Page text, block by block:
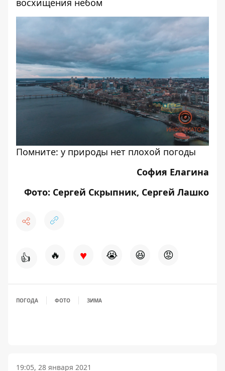
восхищения небом
Помните: у природы нет плохой погоды
София Елагина
Фото: Сергей Скрыпник, Сергей Лашко
👍 🔥 ♥ 😭 😆 😡
ПОГОДА ФОТО ЗИМА
19:05, 28 января 2021